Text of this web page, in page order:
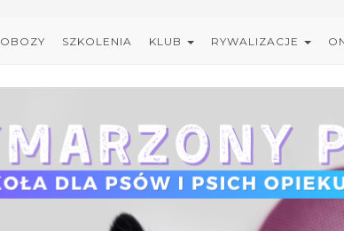
OBOZY SZKOLENIA KLUB RYWALIZACJE